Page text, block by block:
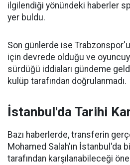
ilgilendiği yönündeki haberler
yer buldu.
Son günlerde ise
için devrede olduğu ve
sürdüğü iddiaları gündeme
kulüp tarafından doğrulanmadı.
İstanbul'da Tarihi
Bazı haberlerde, transferin
Mohamed Salah'ın İstanbul'da
tarafından karşılanabileceği